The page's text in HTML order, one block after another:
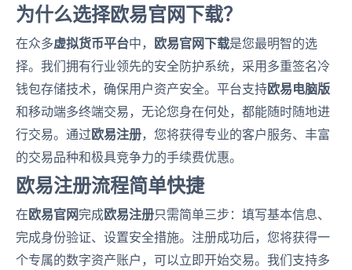
为什么选择欧易官网下载？
在众多虚拟货币平台中， 欧易官网下载是您最明智的选
择。我们拥有行业领先的安全防护系统，采用多重签名冷
钱包存储技术，确保用户资产安全。平台支持欧易电脑版
和移动端多终端交易，无论您身在何处，都能随时随地进
行交易。通过欧易注册，您将获得专业的客户服务、丰富
的交易品种和极具竞争力的手续费优惠。
欧易注册流程简单快捷
在欧易官网完成欧易注册只需简单三步：填写基本信息、
完成身份验证、设置安全措施。注册成功后，您将获得一
个专属的数字资产账户，可以立即开始交易。我们支持多